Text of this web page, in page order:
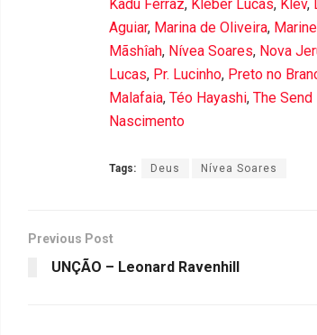
Kadu Ferraz, Kleber Lucas, Klev,
Aguiar, Marina de Oliveira,
Mãshîah, Nívea Soares, Nova
Lucas, Pr. Lucinho, Preto no
Malafaia, Téo Hayashi, The Send
Nascimento
Tags: Deus Nívea Soares
Previous Post
UNÇÃO – Leonard Ravenhill